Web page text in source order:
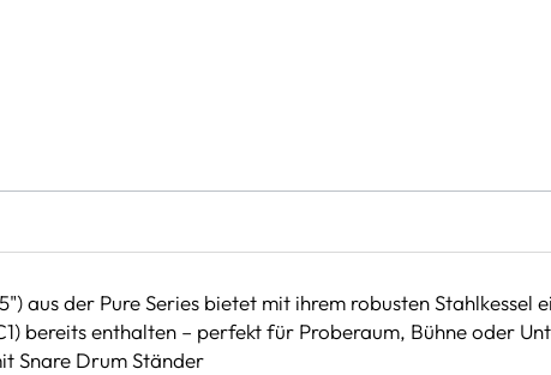
aus der Pure Series bietet mit ihrem robusten
bereits enthalten – perfekt für Proberaum, Bühne oder
Snare Drum Ständer